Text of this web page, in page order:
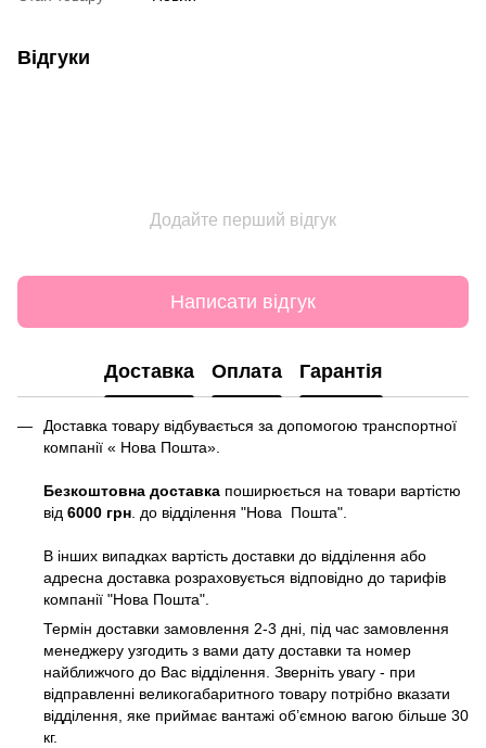
Відгуки
Додайте перший відгук
Написати відгук
Доставка Оплата Гарантія
Доставка товару відбувається за допомогою транспортної
компанії « Нова Пошта».
Безкоштовна доставка поширюється на товари вартістю
від 6000 грн . до відділення "Нова Пошта".
В інших випадках вартість доставки до відділення або
адресна доставка розраховується відповідно до тарифів
компанії "Нова Пошта".
Термін доставки замовлення 2-3 дні, під час замовлення
менеджеру узгодить з вами дату доставки та номер
найближчого до Вас відділення. Зверніть увагу - при
відправленні великогабаритного товару потрібно вказати
відділення, яке приймає вантажі об’ємною вагою більше 30
кг.